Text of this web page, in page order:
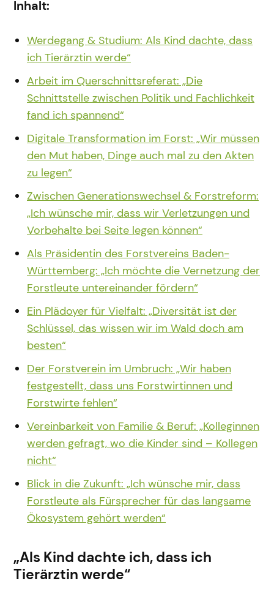
Inhalt:
Werdegang & Studium: Als Kind dachte, dass
ich Tierärztin werde“
Arbeit im Querschnittsreferat: „Die
Schnittstelle zwischen Politik und Fachlichkeit
fand ich spannend“
Digitale Transformation im Forst: „Wir müssen
den Mut haben, Dinge auch mal zu den Akten
zu legen“
Zwischen Generationswechsel & Forstreform:
„Ich wünsche mir, dass wir Verletzungen und
Vorbehalte bei Seite legen können“
Als Präsidentin des Forstvereins Baden-
Württemberg: „Ich möchte die Vernetzung der
Forstleute untereinander fördern“
Ein Plädoyer für Vielfalt: „Diversität ist der
Schlüssel, das wissen wir im Wald doch am
besten“
Der Forstverein im Umbruch: „Wir haben
festgestellt, dass uns Forstwirtinnen und
Forstwirte fehlen“
Vereinbarkeit von Familie & Beruf: „Kolleginnen
werden gefragt, wo die Kinder sind – Kollegen
nicht“
Blick in die Zukunft: „Ich wünsche mir, dass
Forstleute als Fürsprecher für das langsame
Ökosystem gehört werden“
„Als Kind dachte ich, dass ich
Tierärztin werde“